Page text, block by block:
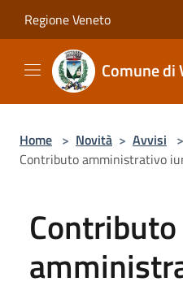
Regione Veneto
Comune di
Home > Novità > Avvisi >
Contributo amministrativo
Contributo